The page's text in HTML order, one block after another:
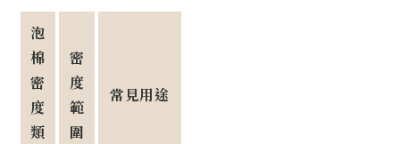
泡
棉
密
度
類
密
度
範
圍
常見用途